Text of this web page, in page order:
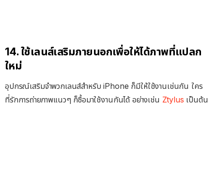
14. ใช้เลนส์เสริมภายนอกเพื่อให้ได้ภาพที่แปลก
ใหม่
อุปกรณ์เสริมจำพวกเลนส์สำหรับ iPhone ก็มีให้ใช้งานเช่นกัน ใคร
ที่รักการถ่ายภาพแนวๆ ก็ซื้อมาใช้งานกันได้ อย่างเช่น Ztylus เป็นต้น